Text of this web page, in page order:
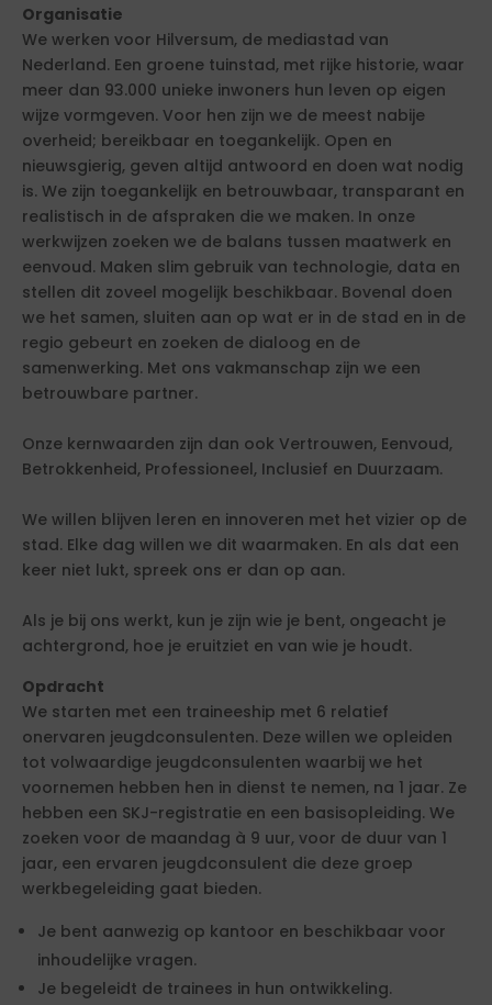
Organisatie
We werken voor Hilversum, de mediastad van
Nederland. Een groene tuinstad, met rijke historie, waar
meer dan 93.000 unieke inwoners hun leven op eigen
wijze vormgeven. Voor hen zijn we de meest nabije
overheid; bereikbaar en toegankelijk. Open en
nieuwsgierig, geven altijd antwoord en doen wat nodig
is. We zijn toegankelijk en betrouwbaar, transparant en
realistisch in de afspraken die we maken. In onze
werkwijzen zoeken we de balans tussen maatwerk en
eenvoud. Maken slim gebruik van technologie, data en
stellen dit zoveel mogelijk beschikbaar. Bovenal doen
we het samen, sluiten aan op wat er in de stad en in de
regio gebeurt en zoeken de dialoog en de
samenwerking. Met ons vakmanschap zijn we een
betrouwbare partner.
Onze kernwaarden zijn dan ook Vertrouwen, Eenvoud,
Betrokkenheid, Professioneel, Inclusief en Duurzaam.
We willen blijven leren en innoveren met het vizier op de
stad. Elke dag willen we dit waarmaken. En als dat een
keer niet lukt, spreek ons er dan op aan.
Als je bij ons werkt, kun je zijn wie je bent, ongeacht je
achtergrond, hoe je eruitziet en van wie je houdt.
Opdracht
We starten met een traineeship met 6 relatief
onervaren jeugdconsulenten. Deze willen we opleiden
tot volwaardige jeugdconsulenten waarbij we het
voornemen hebben hen in dienst te nemen, na 1 jaar. Ze
hebben een SKJ-registratie en een basisopleiding. We
zoeken voor de maandag à 9 uur, voor de duur van 1
jaar, een ervaren jeugdconsulent die deze groep
werkbegeleiding gaat bieden.
Je bent aanwezig op kantoor en beschikbaar voor
inhoudelijke vragen.
Je begeleidt de trainees in hun ontwikkeling.